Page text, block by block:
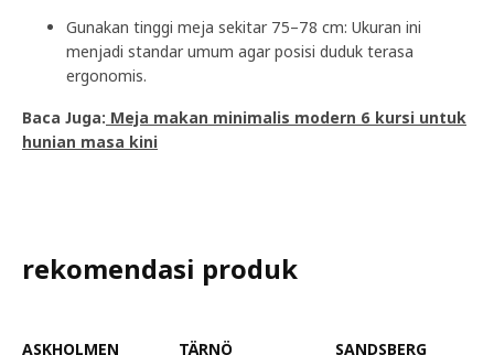
Gunakan tinggi meja sekitar 75–78 cm: Ukuran ini
menjadi standar umum agar posisi duduk terasa
ergonomis.
Baca Juga: Meja makan minimalis modern 6 kursi untuk
hunian masa kini
rekomendasi produk
ASKHOLMEN TÄRNÖ SANDSBERG